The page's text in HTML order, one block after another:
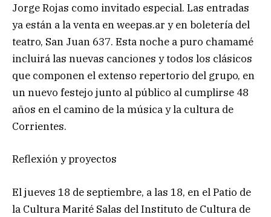
Jorge Rojas como invitado especial. Las entradas
ya están a la venta en weepas.ar y en boletería del
teatro, San Juan 637. Esta noche a puro chamamé
incluirá las nuevas canciones y todos los clásicos
que componen el extenso repertorio del grupo, en
un nuevo festejo junto al público al cumplirse 48
años en el camino de la música y la cultura de
Corrientes.
Reflexión y proyectos
El jueves 18 de septiembre, a las 18, en el Patio de
la Cultura Marité Salas del Instituto de Cultura de